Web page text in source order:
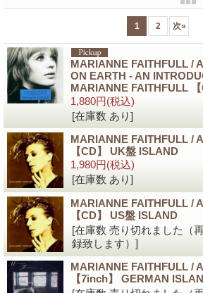
1 2 次»
MARIANNE FAITHFULL /
ON EARTH - AN
MARIANNE FAITHFULL
1,880円(税込)
[在庫数 あり]
MARIANNE FAITHFULL /
【CD】 UK盤 ISLAND
1,980円(税込)
[在庫数 あり]
MARIANNE FAITHFULL /
【CD】 US盤 ISLAND
[在庫数 売り切れました（
録致します）]
MARIANNE FAITHFULL /
【7inch】 GERMAN